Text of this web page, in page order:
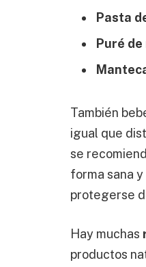
Pasta
Puré
También
igual que
se
forma sana
protegerse
Hay muchas
productos